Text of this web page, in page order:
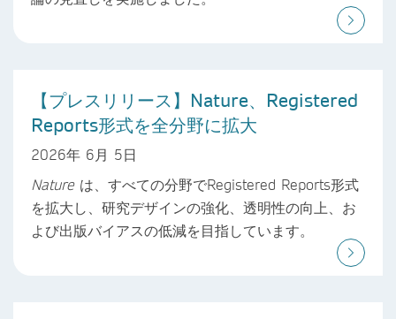
【プレスリリース】Nature、Registered
Reports形式を全分野に拡大
2026年 6月 5日
Natureは、すべての分野でRegistered Reports形式
を拡大し、研究デザインの強化、透明性の向上、お
よび出版バイアスの低減を目指しています。